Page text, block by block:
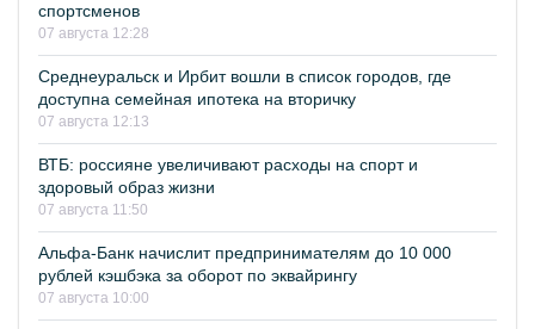
спортсменов
07 августа 12:28
Среднеуральск и Ирбит вошли в список городов, где
доступна семейная ипотека на вторичку
07 августа 12:13
ВТБ: россияне увеличивают расходы на спорт и
здоровый образ жизни
07 августа 11:50
Альфа-Банк начислит предпринимателям до 10 000
рублей кэшбэка за оборот по эквайрингу
07 августа 10:00